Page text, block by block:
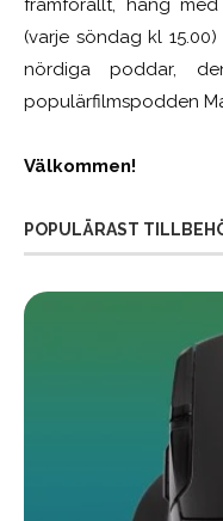
(varje söndag kl
nördiga poddar,
populärfilmspodden
Välkommen!
POPULÄRAST